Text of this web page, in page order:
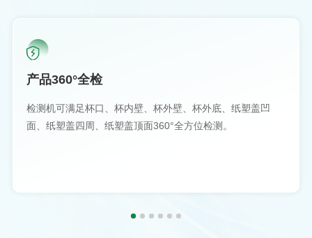
产品360°全检
检测机可满足杯口、杯内壁、杯外壁、杯外底、纸塑盖凹
面、纸塑盖四周、纸塑盖顶面360°全方位检测。